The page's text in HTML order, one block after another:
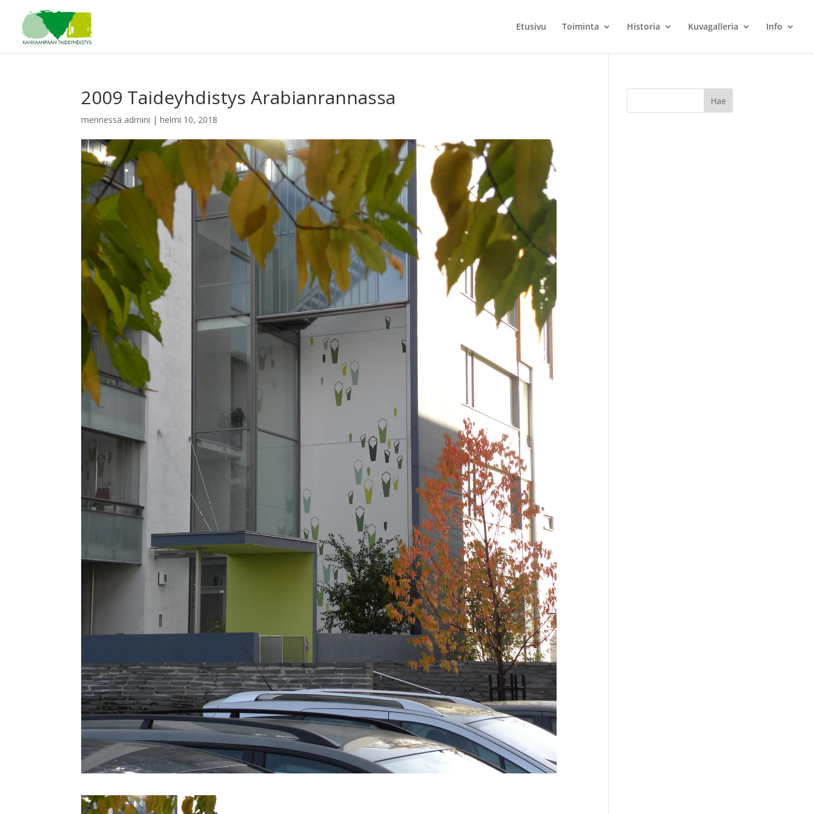
Etusivu Toiminta Historia Kuvagalleria Info
2009 Taideyhdistys Arabianrannassa
mennessä admini |helmi 10, 2018